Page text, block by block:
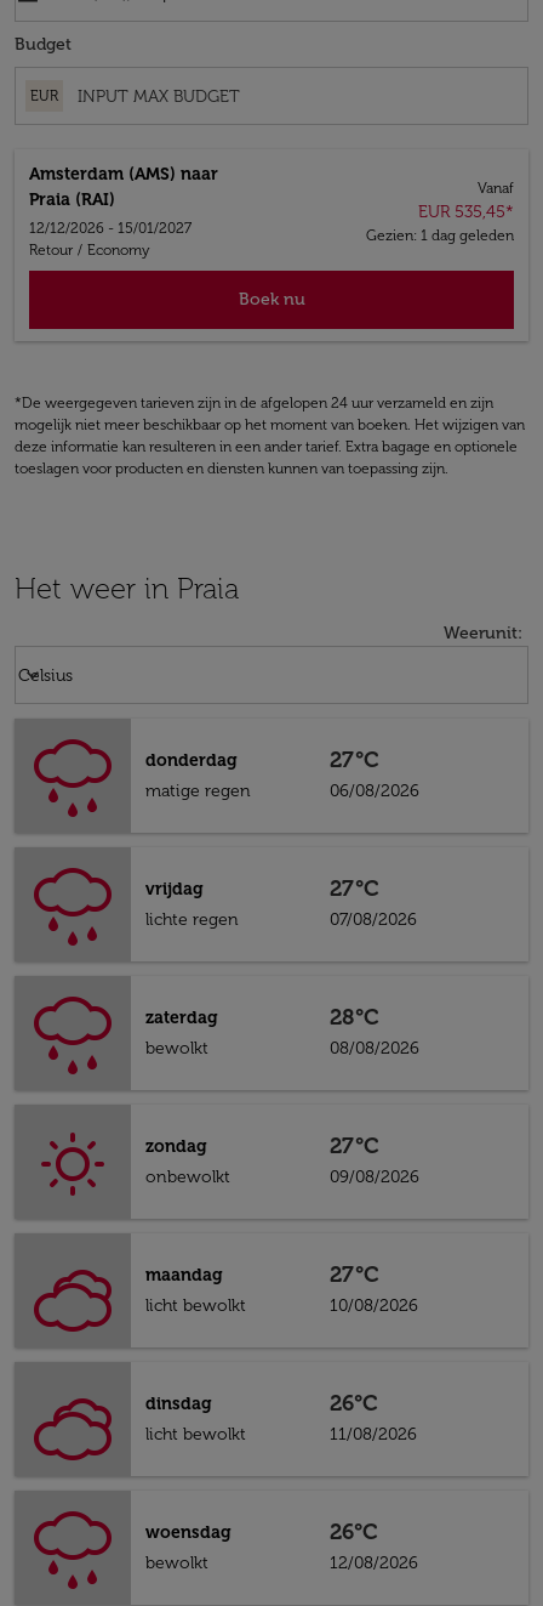
Budget
EUR
Amsterdam (AMS) naar
Praia (RAI)
12/12/2026 - 15/01/2027
Retour / Economy
Vanaf
EUR 535,45*
Gezien: 1 dag geleden
Boek nu
*De weergegeven tarieven zijn in de afgelopen 24 uur verzameld en zijn
mogelijk niet meer beschikbaar op het moment van boeken. Het wijzigen van
deze informatie kan resulteren in een ander tarief. Extra bagage en optionele
toeslagen voor producten en diensten kunnen van toepassing zijn.
Het weer in Praia
Weerunit:
Celsius
keyboard_arrow_down
donderdag
matige regen
27°C
06/08/2026
vrijdag
lichte regen
27°C
07/08/2026
zaterdag
bewolkt
28°C
08/08/2026
zondag
onbewolkt
27°C
09/08/2026
maandag
licht bewolkt
27°C
10/08/2026
dinsdag
licht bewolkt
26°C
11/08/2026
woensdag
bewolkt
26°C
12/08/2026